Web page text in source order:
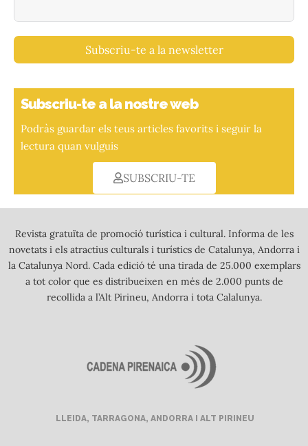
Subscriu-te a la newsletter
Subscriu-te a la nostre web
Podràs guardar els teus articles favorits i seguir la
lectura quan vulguis
SUBSCRIU-TE
Revista gratuïta de promoció turística i cultural. Informa de les
novetats i els atractius culturals i turístics de Catalunya, Andorra i
la Catalunya Nord. Cada edició té una tirada de 25.000 exemplars
a tot color que es distribueixen en més de 2.000 punts de
recollida a l’Alt Pirineu, Andorra i tota Calalunya.
LLEIDA, TARRAGONA, ANDORRA I ALT PIRINEU